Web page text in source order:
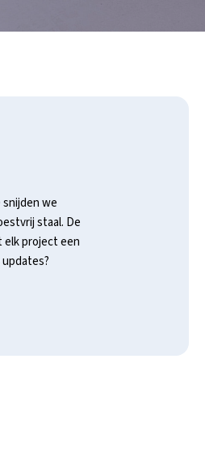
snijden we
staal. De
elk project een